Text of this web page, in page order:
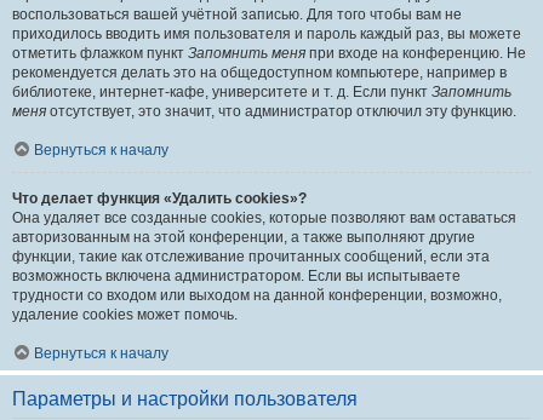
воспользоваться вашей учётной записью. Для того чтобы вам не
приходилось вводить имя пользователя и пароль каждый раз, вы можете
отметить флажком пункт Запомнить меня при входе на конференцию. Не
рекомендуется делать это на общедоступном компьютере, например в
библиотеке, интернет-кафе, университете и т. д. Если пункт Запомнить
меня отсутствует, это значит, что администратор отключил эту функцию.
Вернуться к началу
Что делает функция «Удалить cookies»?
Она удаляет все созданные cookies, которые позволяют вам оставаться
авторизованным на этой конференции, а также выполняют другие
функции, такие как отслеживание прочитанных сообщений, если эта
возможность включена администратором. Если вы испытываете
трудности со входом или выходом на данной конференции, возможно,
удаление cookies может помочь.
Вернуться к началу
Параметры и настройки пользователя